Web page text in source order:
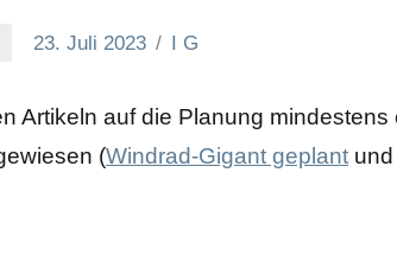
23. Juli 2023 I G
Artikeln auf die Planung mindestens
(Windrad-Gigant geplant und